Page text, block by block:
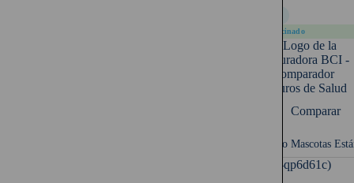
Patrocinado
Comparar
Seguro Mascotas
UF (-qp6d61c)